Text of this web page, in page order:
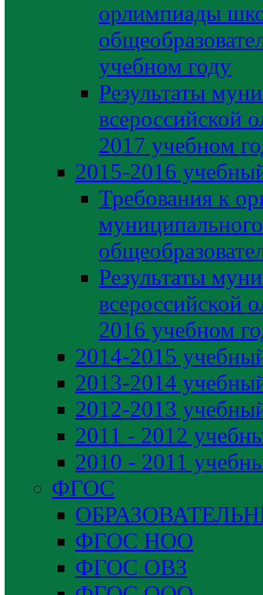
орлимпиады
учебном году
Результаты
всероссийской
2017 учебном
2015-2016
Требования к
Результаты
всероссийской
2016 учебном
2014-2015
2013-2014
2012-2013
2011 - 2012
2010 - 2011
ФГОС
ФГОС НОО
ФГОС ОВЗ